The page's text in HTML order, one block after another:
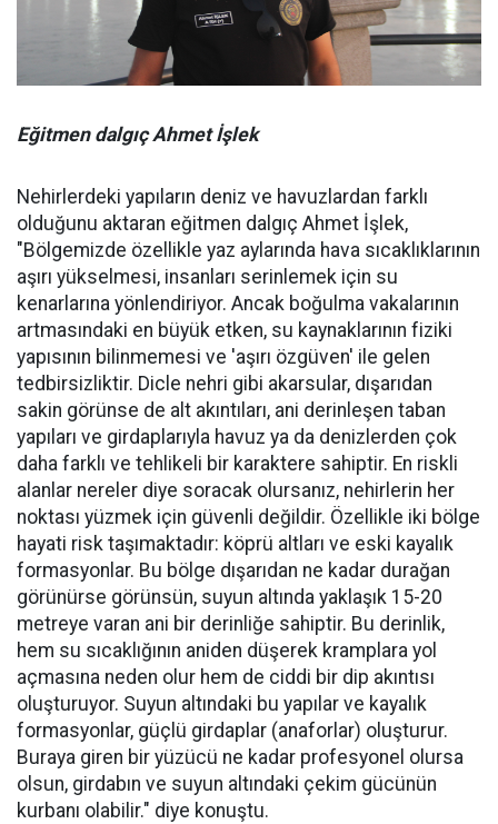
Eğitmen dalgıç Ahmet İşlek
Nehirlerdeki yapıların deniz ve havuzlardan farklı
olduğunu aktaran eğitmen dalgıç Ahmet İşlek,
"Bölgemizde özellikle yaz aylarında hava sıcaklıklarının
aşırı yükselmesi, insanları serinlemek için su
kenarlarına yönlendiriyor. Ancak boğulma vakalarının
artmasındaki en büyük etken, su kaynaklarının fiziki
yapısının bilinmemesi ve 'aşırı özgüven' ile gelen
tedbirsizliktir. Dicle nehri gibi akarsular, dışarıdan
sakin görünse de alt akıntıları, ani derinleşen taban
yapıları ve girdaplarıyla havuz ya da denizlerden çok
daha farklı ve tehlikeli bir karaktere sahiptir. En riskli
alanlar nereler diye soracak olursanız, nehirlerin her
noktası yüzmek için güvenli değildir. Özellikle iki bölge
hayati risk taşımaktadır: köprü altları ve eski kayalık
formasyonlar. Bu bölge dışarıdan ne kadar durağan
görünürse görünsün, suyun altında yaklaşık 15-20
metreye varan ani bir derinliğe sahiptir. Bu derinlik,
hem su sıcaklığının aniden düşerek kramplara yol
açmasına neden olur hem de ciddi bir dip akıntısı
oluşturuyor. Suyun altındaki bu yapılar ve kayalık
formasyonlar, güçlü girdaplar (anaforlar) oluşturur.
Buraya giren bir yüzücü ne kadar profesyonel olursa
olsun, girdabın ve suyun altındaki çekim gücünün
kurbanı olabilir." diye konuştu.